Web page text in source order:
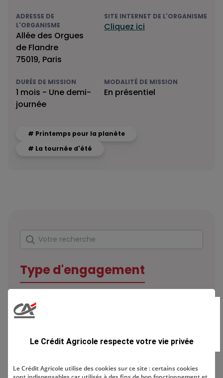
ADRESSE DE
L'ORGANISME
Allée des Orgues
de Flandre
75019, Paris
SITE INTERNET DE L'ORGANISME
Cliquez ici
DURÉE DE MISSION
1 mois - Une demi-
journée
MODALITÉ DE MISSION
En présentiel
# Printemps pour la planète
# La tournée d'été
Rechercher
Votre recherche
Type d'engagement
Le Crédit Agricole respecte votre vie privée
Le Crédit Agricole utilise des cookies sur ce site : certains cookies